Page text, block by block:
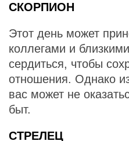
СКОРПИОН
Этот день может
коллегами и
сердиться, чтобы
отношения. Однако
вас может не
быт.
СТРЕЛЕЦ